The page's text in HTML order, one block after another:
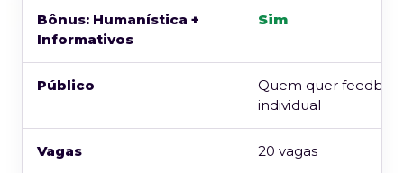
Bônus: Humanística +
Informativos
Sim
Público
Quem quer
individual
Vagas 20 vagas